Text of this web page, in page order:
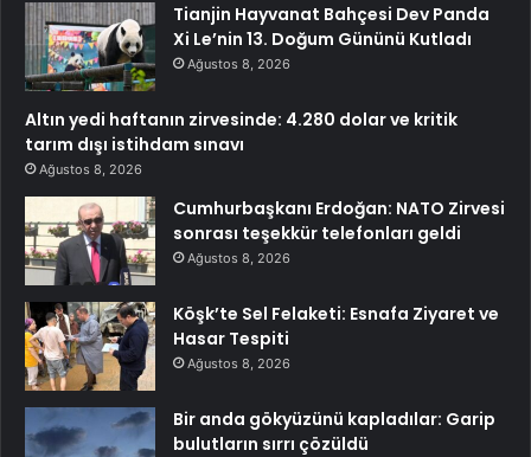
Tianjin Hayvanat Bahçesi Dev Panda
Xi Le’nin 13. Doğum Gününü Kutladı
Ağustos 8, 2026
Altın yedi haftanın zirvesinde: 4.280 dolar ve kritik
tarım dışı istihdam sınavı
Ağustos 8, 2026
Cumhurbaşkanı Erdoğan: NATO Zirvesi
sonrası teşekkür telefonları geldi
Ağustos 8, 2026
Köşk’te Sel Felaketi: Esnafa Ziyaret ve
Hasar Tespiti
Ağustos 8, 2026
Bir anda gökyüzünü kapladılar: Garip
bulutların sırrı çözüldü